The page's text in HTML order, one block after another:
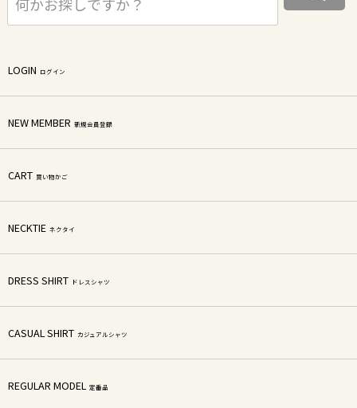
LOGIN ログイン
NEW MEMBER 新規会員登録
CART 買い物かご
NECKTIE ネクタイ
DRESS SHIRT ドレスシャツ
CASUAL SHIRT カジュアルシャツ
REGULAR MODEL 定番品